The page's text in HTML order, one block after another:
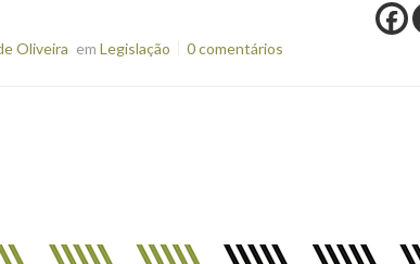
Oliveira em Legislação 0 comentários